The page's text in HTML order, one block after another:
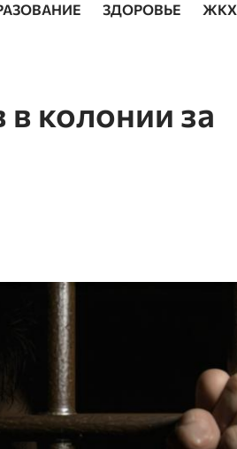
ЗДОРОВЬЕ ЖКХ
колонии за